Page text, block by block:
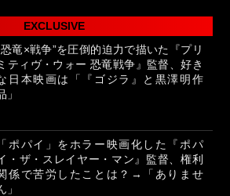
EXCLUSIVE
恐竜×戦争”を圧倒的迫力で描いた『プリ
ティヴ・ウォー 恐竜戦争』監督、好き
日本映画は「『ゴジラ』と黒澤明作
」
「ポパイ」をホラー映画化した『ポパ
・ザ・スレイヤー・マン』監督、権利
係で苦労したことは？→「ありませ
」